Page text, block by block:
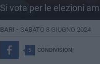
Si vota per le elezioni
BARI - SABATO 8 GIUGNO 2024
5 CONDIVISIONI